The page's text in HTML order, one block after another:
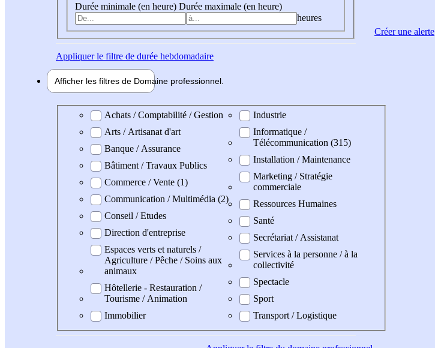
Durée minimale (en heure) Durée maximale (en heure)
heures
Appliquerle filtre de durée hebdomadaire
Afficher les filtres de Domaine professionnel
Domaine professionel
Achats / Comptabilité / Gestion
Arts / Artisanat d'art
Banque / Assurance
Bâtiment / Travaux Publics
Commerce / Vente (1)
Communication / Multimédia (2)
Conseil / Etudes
Direction d'entreprise
Espaces verts et naturels /
Agriculture / Pêche / Soins aux
animaux
Hôtellerie - Restauration /
Tourisme / Animation
Immobilier
Industrie
Informatique /
Télécommunication (315)
Installation / Maintenance
Marketing / Stratégie
commerciale
Ressources Humaines
Santé
Secrétariat / Assistanat
Services à la personne / à la
collectivité
Spectacle
Sport
Transport / Logistique
Créer une alerte